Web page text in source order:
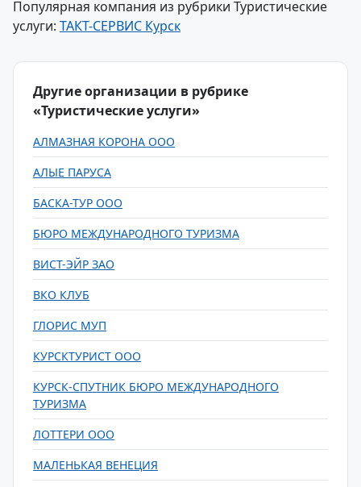
Популярная компания из рубрики Туристические
услуги: ТАКТ-СЕРВИС Курск
Другие организации в рубрике
«Туристические услуги»
АЛМАЗНАЯ КОРОНА ООО
АЛЫЕ ПАРУСА
БАСКА-ТУР ООО
БЮРО МЕЖДУНАРОДНОГО ТУРИЗМА
ВИСТ-ЭЙР ЗАО
ВКО КЛУБ
ГЛОРИС МУП
КУРСКТУРИСТ ООО
КУРСК-СПУТНИК БЮРО МЕЖДУНАРОДНОГО
ТУРИЗМА
ЛОТТЕРИ ООО
МАЛЕНЬКАЯ ВЕНЕЦИЯ